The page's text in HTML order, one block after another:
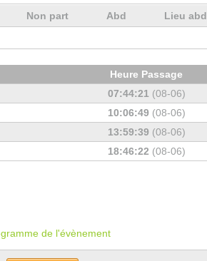
Non part Abd Lieu abd
Heure Passage
07:44:21 (08-06)
10:06:49(08-06)
13:59:39 (08-06)
18:46:22 (08-06)
de l'évènement